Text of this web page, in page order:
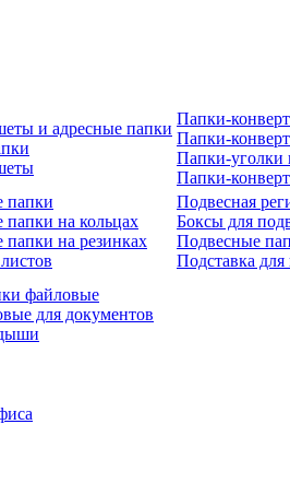
и адресные папки
Папки-
Папки-
Папки-уголки
Папки-
папки
папки на кольцах
папки на резинках
Подвесная
Боксы для
Подвесные
Подставка
файловые
для документов